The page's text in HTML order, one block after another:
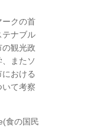
ークの首
テナブル
観光政
またソ
おける
いて考察
食の国民